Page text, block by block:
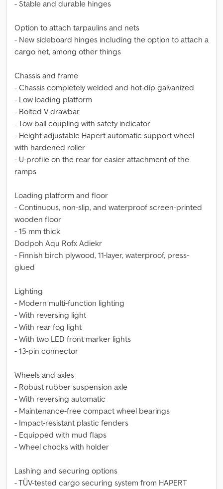
- Stable and durable hinges
Option to attach tarpaulins and nets
- New sideboard hinges including the option to attach a
cargo net, among other things
Chassis and frame
- Chassis completely welded and hot-dip galvanized
- Low loading platform
- Bolted V-drawbar
- Tow ball coupling with safety indicator
- Height-adjustable Hapert automatic support wheel
with hardened roller
- U-profile on the rear for easier attachment of the
ramps
Loading platform and floor
- Continuous, non-slip, and waterproof screen-printed
wooden floor
- 15 mm thick
Dodpoh Aqu Rofx Adiekr
- Finnish birch plywood, 11-layer, waterproof, press-
glued
Lighting
- Modern multi-function lighting
- With reversing light
- With rear fog light
- With two LED front marker lights
- 13-pin connector
Wheels and axles
- Robust rubber suspension axle
- With reversing automatic
- Maintenance-free compact wheel bearings
- Impact-resistant plastic fenders
- Equipped with mud flaps
- Wheel chocks with holder
Lashing and securing options
- TÜV-tested cargo securing system from HAPERT